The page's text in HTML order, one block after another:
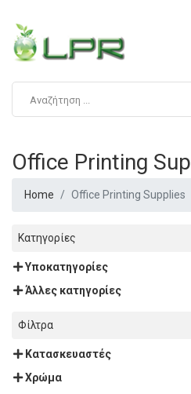
Office Printing
Home Office Printing Supplies
Κατηγορίες
Υποκατηγορίες
Άλλες κατηγορίες
Φίλτρα
Κατασκευαστές
Χρώμα